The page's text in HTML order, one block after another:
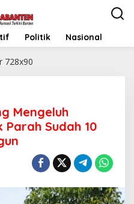
Politik Nasional
Mengeluh
Sudah 10